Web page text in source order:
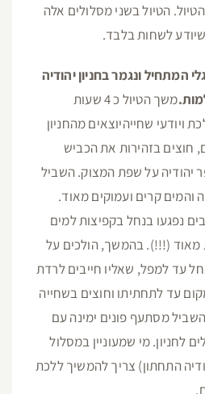
הטיול בשני מסלולים אלה
שיודע לשחות בלבד.
המתחיל ונגמר בחניון יהודיה
משך הטיול כ 4 שעות
ויודעי שחייהיוצאים מהחניון
חוצים בזהירות את הכביש
יהודיה על שפת המצוק. השביל
והמים קרים ועמוקים מאוד.
נפגעו בנחל בקפיצות למים
מאוד (!!!). בהמשך, הולכים על
עד למפל, שאליו חייבים לרדת
עד לתחתיתו וחוצים בשחייה
מסתעף פונים ימינה עם
לחניון. מי שמעוניין במסלול
התחתון) צריך להמשיך ללכת